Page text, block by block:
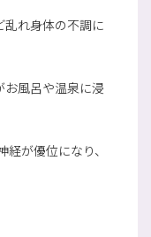
乱れ身体の不調に
風呂や温泉に浸
が優位になり、